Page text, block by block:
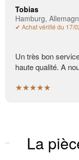
Tobias
Hamburg,
✔ Achat vérifié du 17/
Un très bon
haute qualité. A
★★★★★
La